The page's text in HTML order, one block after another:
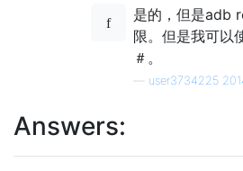
是的，但是adb
限。但是我可以
＃。
user3734225
Answers: